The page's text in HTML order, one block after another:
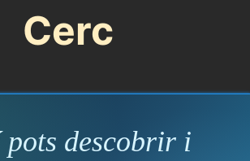
Cerc
descobrir i